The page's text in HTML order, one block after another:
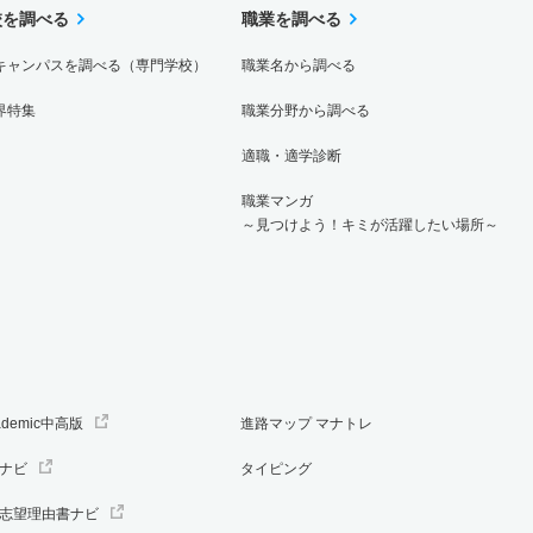
調べる
ャンパスを調べる（専門学校）
特集
職業を調べる
職業名から調べる
職業分野から調べる
適職・適学診断
職業マンガ
～見つけよう！キミが活躍したい場所～
中高版
ビ
望理由書ナビ
進路マップ マナトレ
タイピング